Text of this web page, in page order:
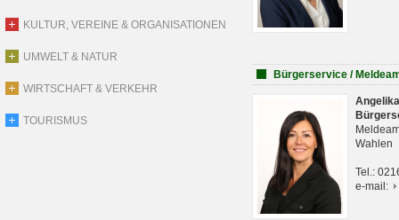
KULTUR, VEREINE & ORGANISATIONEN
UMWELT & NATUR
WIRTSCHAFT & VERKEHR
TOURISMUS
Bürgerservice /
Wahlen
Tel.:
e-mail: